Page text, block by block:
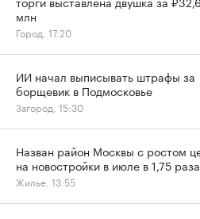
млн
Город, 17:20
ИИ начал выписывать штрафы за
борщевик в Подмосковье
Загород, 15:30
Назван район Москвы с ростом
на новостройки в июле в 1,75 раза
Жилье, 13:55